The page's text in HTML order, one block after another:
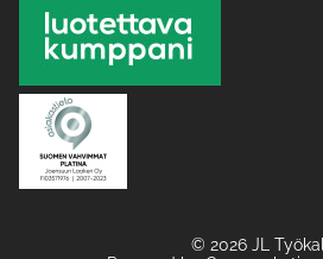
© 2026 JL